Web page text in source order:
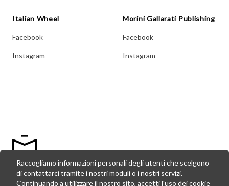
Raccogliamo informazioni personali degli utenti che scelgono
di contattarci tramite i nostri moduli o i nostri servizi.
Continuando a utilizzare il nostro sito, accetti l'uso dei cookie
Italian Wheel
Facebook
Instagram
Morini Gallarati Publishing
Facebook
Instagram
© Copyright Morini Gallarati Publishing, 2026- P. Iva: